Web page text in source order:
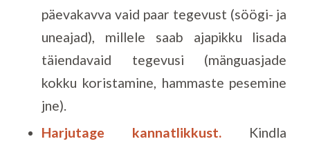
päevakavva vaid paar tegevust (söögi- ja
uneajad), millele saab ajapikku lisada
täiendavaid tegevusi (mänguasjade
kokku koristamine, hammaste pesemine
jne).
Harjutage kannatlikkust. Kindla